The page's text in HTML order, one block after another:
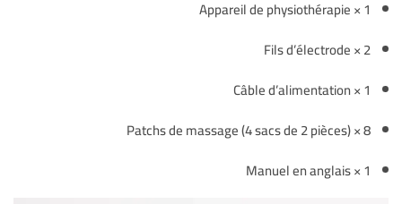
1 × Appareil de physiothérapie
2 × Fils d’électrode
1 × Câble d’alimentation
8 × Patchs de massage (4 sacs de 2 pièces)
1 × Manuel en anglais